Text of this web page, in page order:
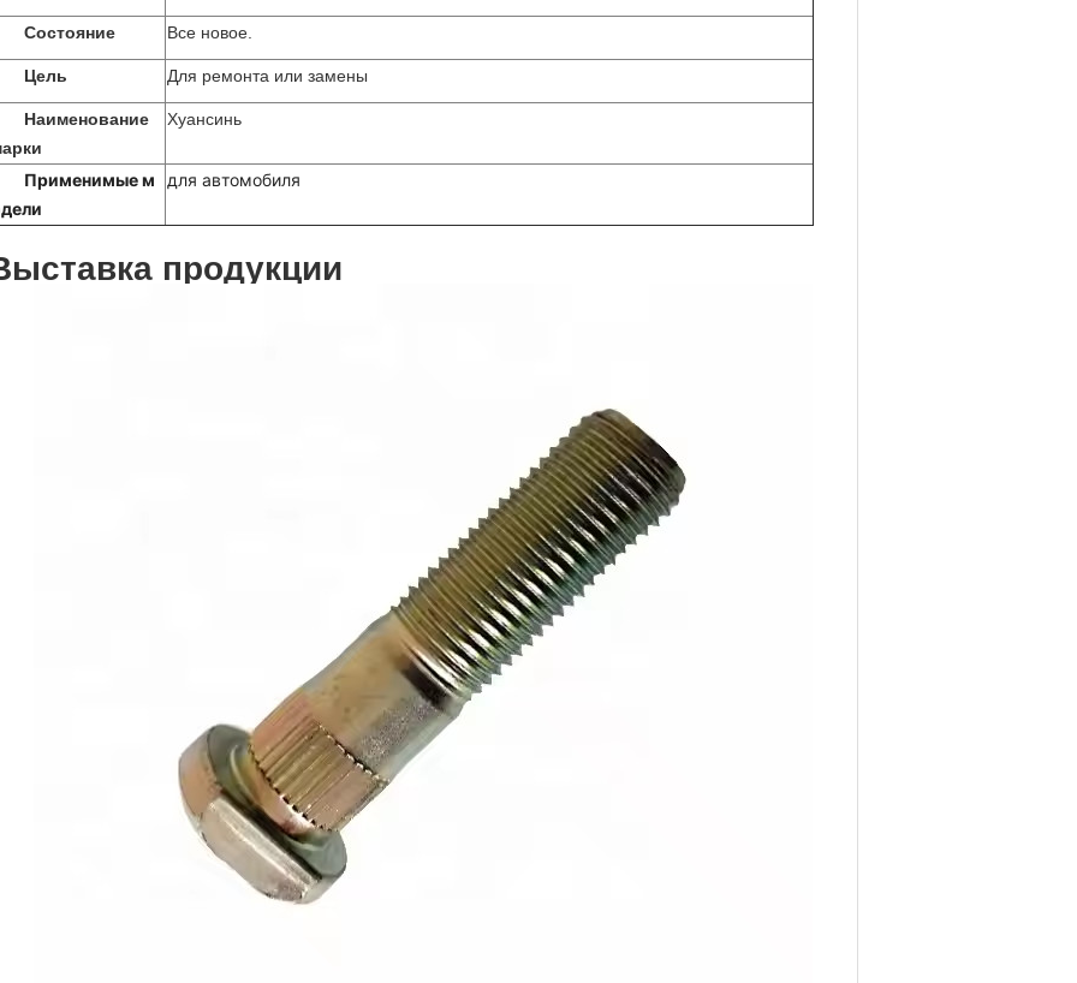
Состояние Все новое.
Цель Для ремонта или замены
Наименование
Хуансинь
Применимые м
для автомобиля
продукции